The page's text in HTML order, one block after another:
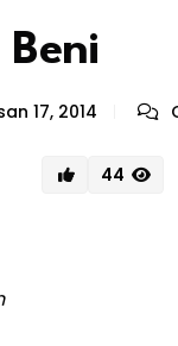
17, 2014
44